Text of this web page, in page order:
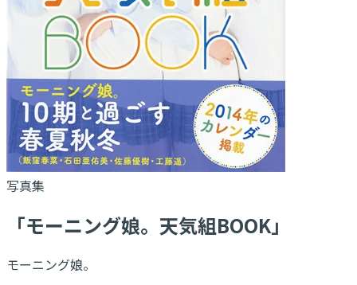
写真集
「モーニング娘。天気組BOOK」
モーニング娘。